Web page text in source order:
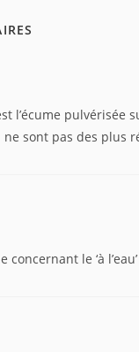
l’écume pulvérisée
ne sont pas des
le ‘à